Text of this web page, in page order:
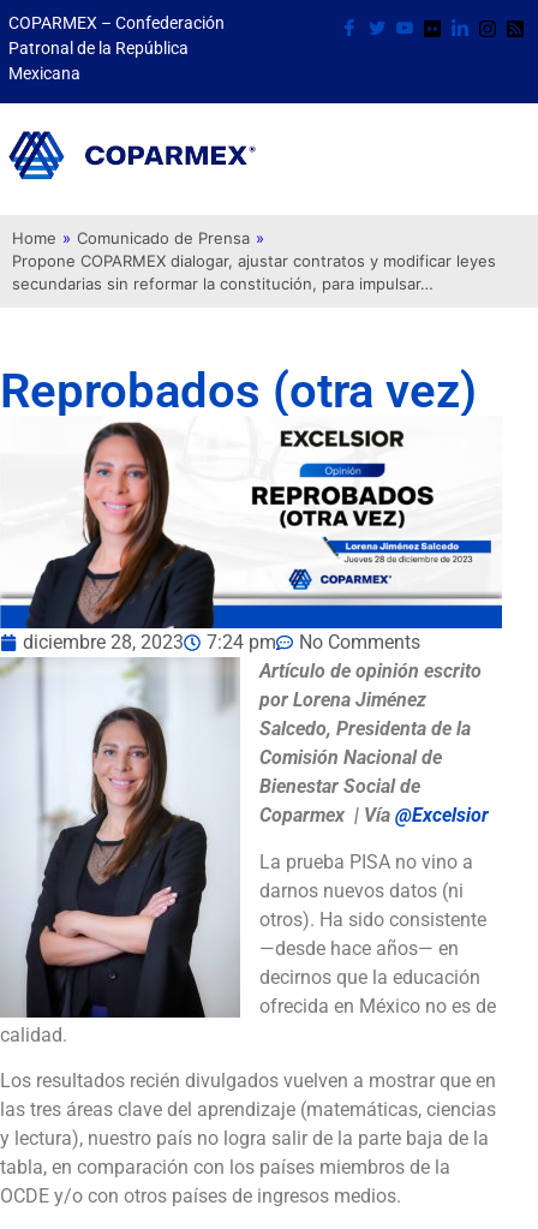
COPARMEX – Confederación
Patronal de la República
Mexicana
Home » Comunicado de Prensa »
Propone COPARMEX dialogar, ajustar contratos y modificar leyes
secundarias sin reformar la constitución, para impulsar…
Reprobados (otra vez)
diciembre 28, 2023 7:24 pm
No Comments
Artículo de opinión escrito
por Lorena Jiménez
Salcedo, Presidenta de la
Comisión Nacional de
Bienestar Social de
Coparmex | Vía @Excelsior
La prueba PISA no vino a
darnos nuevos datos (ni
otros). Ha sido consistente
—desde hace años— en
decirnos que la educación
ofrecida en México no es de
calidad.
Los resultados recién divulgados vuelven a mostrar que en
las tres áreas clave del aprendizaje (matemáticas, ciencias
y lectura), nuestro país no logra salir de la parte baja de la
tabla, en comparación con los países miembros de la
OCDE y/o con otros países de ingresos medios.